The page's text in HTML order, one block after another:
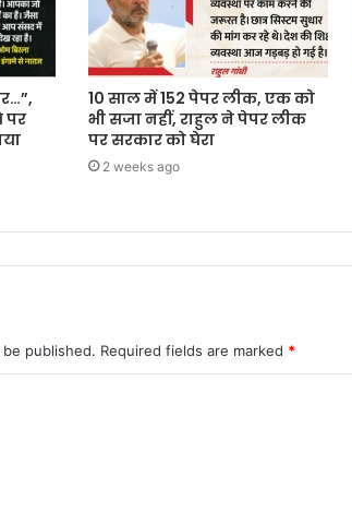
पर
10 साल में 152 पेपर लीक, एक को
भी सजा नहीं, राहुल ने पेपर लीक
पर सरकार को घेरा
2 weeks ago
published. Required fields are marked *